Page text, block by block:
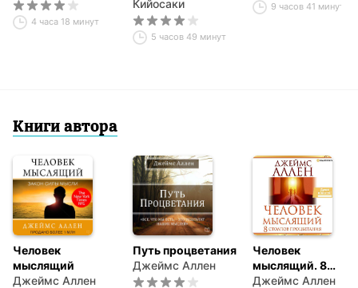
4 часа 18 минут
Кийосаки
5 часов 49 минут
9 часов 41 минута
Книги автора
Человек
мыслящий
Джеймс Аллен
Путь процветания
Джеймс Аллен
Человек
мыслящий. 8
столпов
Джеймс Аллен